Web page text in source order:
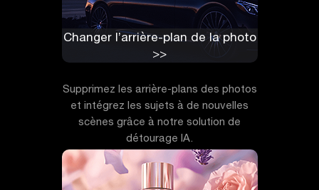
Changer l’arrière-plan de la photo
>>
Supprimez les arrière-plans des photos
et intégrez les sujets à de nouvelles
scènes grâce à notre solution de
détourage IA.